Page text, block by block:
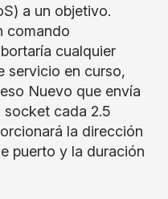
a un objetivo.
comando
cualquier
servicio en curso,
Nuevo que envía
socket cada 2.5
la dirección
puerto y la duración